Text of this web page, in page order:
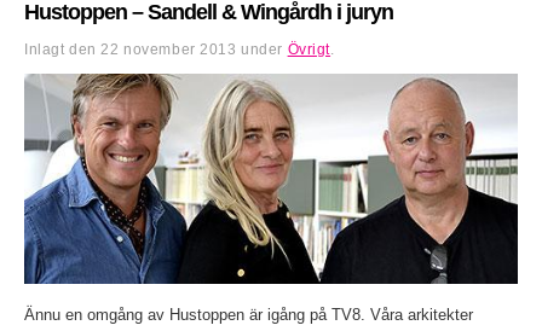
Hustoppen – Sandell & Wingårdh i juryn
Inlagt den 22 november 2013 under Övrigt
Ännu en omgång av Hustoppen är igång på TV8. Våra arkitekter